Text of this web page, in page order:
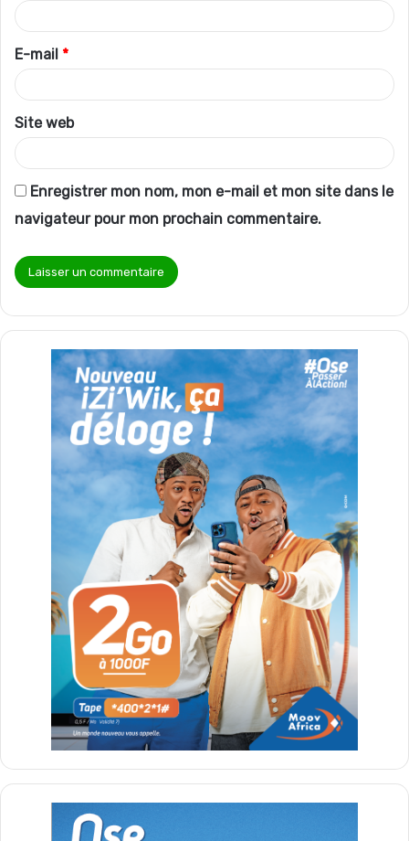
i
r
e
*
E-mail *
Site web
Enregistrer mon nom, mon e-mail et mon site dans le
navigateur pour mon prochain commentaire.